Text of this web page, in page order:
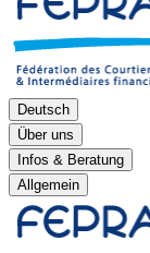
Deutsch
Über uns
Infos & Beratung
Allgemein